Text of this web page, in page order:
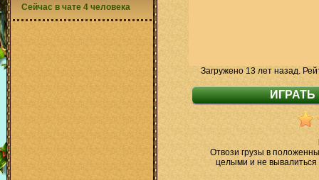
Загружено 13 лет назад.
Отвози грузы в
целыми и не вывалиться
Сейчас в чате 4 человека